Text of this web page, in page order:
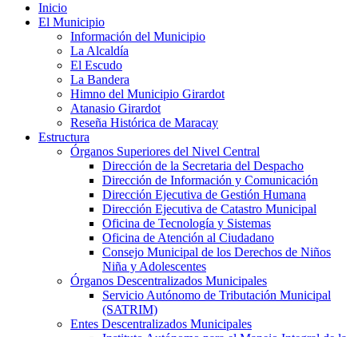
Inicio
El Municipio
Información del Municipio
La Alcaldía
El Escudo
La Bandera
Himno del Municipio Girardot
Atanasio Girardot
Reseña Histórica de Maracay
Estructura
Órganos Superiores del Nivel Central
Dirección de la Secretaria del Despacho
Dirección de Información y Comunicación
Dirección Ejecutiva de Gestión Humana
Dirección Ejecutiva de Catastro Municipal
Oficina de Tecnología y Sistemas
Oficina de Atención al Ciudadano
Consejo Municipal de los Derechos de Niños
Niña y Adolescentes
Órganos Descentralizados Municipales
Servicio Autónomo de Tributación Municipal
(SATRIM)
Entes Descentralizados Municipales